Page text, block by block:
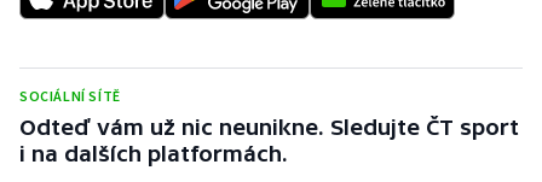
SOCIÁLNÍ SÍTĚ
Odteď vám už nic neunikne. Sledujte ČT sport
i na dalších platformách.